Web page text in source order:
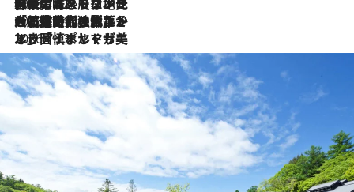
2026.7.22
伝統の味をモダンに昇華。高感度な地元客が集う、リスボンの最旬ガストロノミー
2026.7.21
大航海時代の栄華から、震災、独裁、そして革命へ。ポルトガル・首都リスボンの石畳に刻まれた「歴史の光と影」
2026.7.13
エッセイ・ヤマザキマリ「慎ましくも美しき国 ポルトガル」